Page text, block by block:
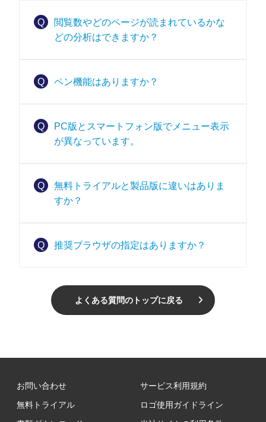
Q
閲覧数やどのページが読まれているかな
どの分析はできますか？
Q ペン機能はありますか？
Q
PC版とスマートフォン版でメニュー表示
が異なっています。
Q
無料トライアルと製品版に違いはありま
すか？
Q 推奨ブラウザの指定はありますか？
よくある質問のトップに戻る
お問い合わせ
無料トライアル
サービス利用規約
ロゴ使用ガイドライン